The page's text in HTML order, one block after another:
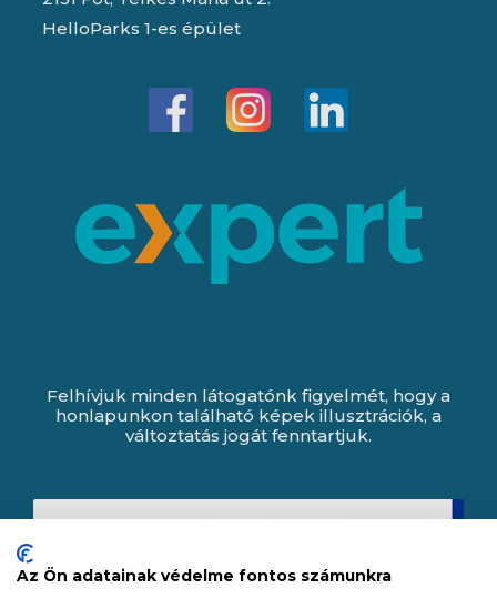
HelloParks 1-es épület
Felhívjuk minden látogatónk figyelmét, hogy a
honlapunkon található képek illusztrációk, a
változtatás jogát fenntartjuk.
Az Ön adatainak védelme fontos számunkra